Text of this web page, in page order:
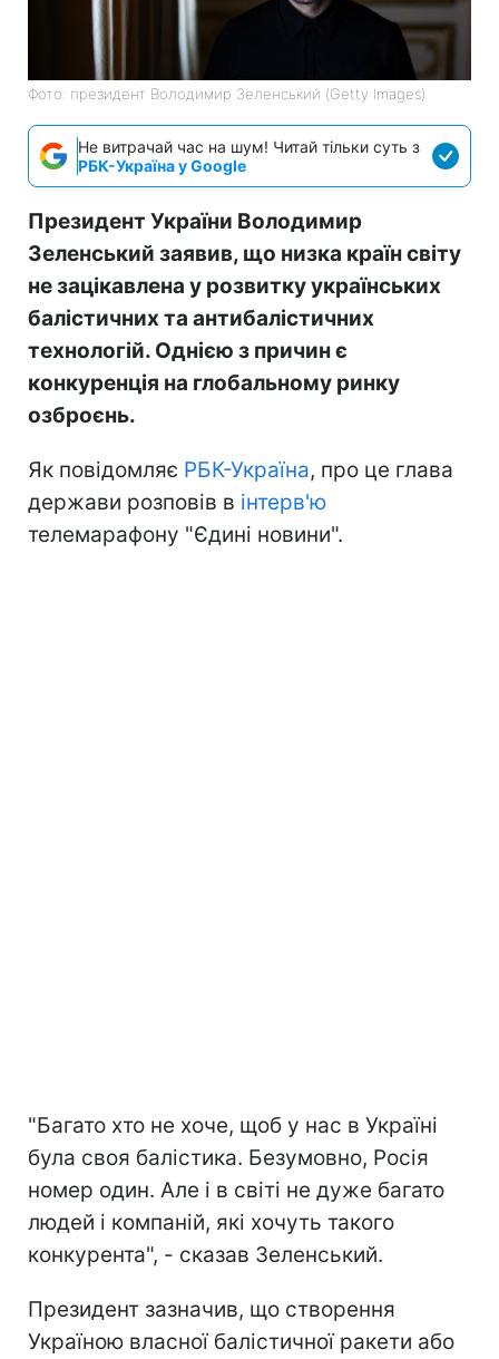
Фото: президент Володимир Зеленський (Getty Images)
Не витрачай час на шум! Читай тільки суть з
РБК-Україна у Google
Президент України Володимир
Зеленський заявив, що низка країн світу
не зацікавлена у розвитку українських
балістичних та антибалістичних
технологій. Однією з причин є
конкуренція на глобальному ринку
озброєнь.
Як повідомляє РБК-Україна, про це глава
держави розповів в інтерв'ю
телемарафону "Єдині новини".
"Багато хто не хоче, щоб у нас в Україні
була своя балістика. Безумовно, Росія
номер один. Але і в світі не дуже багато
людей і компаній, які хочуть такого
конкурента", - сказав Зеленський.
Президент зазначив, що створення
Україною власної балістичної ракети або